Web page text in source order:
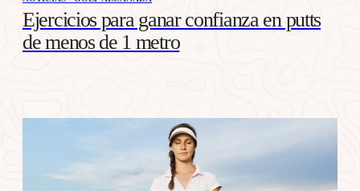
Ejercicios para ganar confianza en putts
de menos de 1 metro